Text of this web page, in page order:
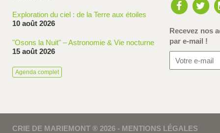
Exploration du ciel : de la Terre aux étoiles
10 août 2026
"Osons la Nuit" – Astronomie & Vie nocturne
15 août 2026
Agenda complet
Recevez nos
par e-mail !
CRIE DE MARIEMONT ® 2026 - MENTIONS LÉGALES